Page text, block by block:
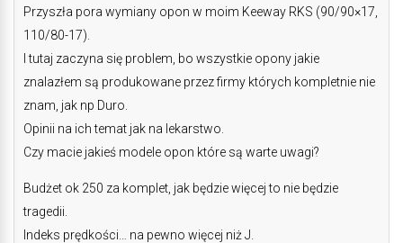
Przyszła pora wymiany opon w moim Keeway RKS (90/90×17,
110/80-17).
I tutaj zaczyna się problem, bo wszystkie opony jakie
znalazłem są produkowane przez firmy których kompletnie nie
znam, jak np Duro.
Opinii na ich temat jak na lekarstwo.
Czy macie jakieś modele opon które są warte uwagi?
Budżet ok 250 za komplet, jak będzie więcej to nie będzie
tragedii.
Indeks prędkości… na pewno więcej niż J.